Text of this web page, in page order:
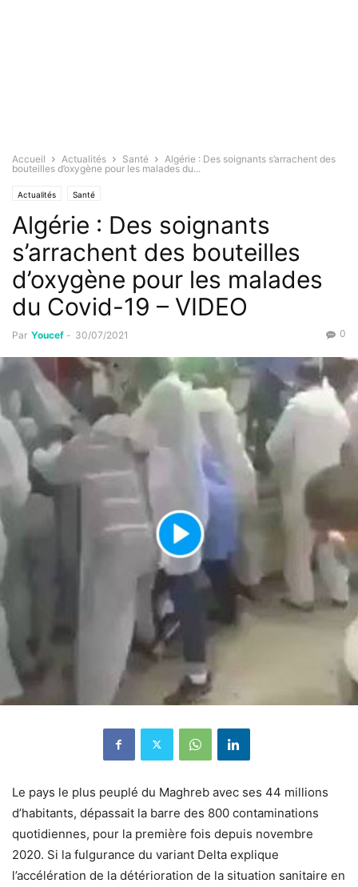
Accueil Actualités Santé
Algérie : Des soignants s’arrachent des
bouteilles d’oxygène pour les malades du...
Actualités Santé
Algérie : Des soignants
s’arrachent des bouteilles
d’oxygène pour les malades
du Covid-19 – VIDEO
Par Youcef - 30/07/2021 0
Le pays le plus peuplé du Maghreb avec ses 44 millions
d’habitants, dépassait la barre des 800 contaminations
quotidiennes, pour la première fois depuis novembre
2020. Si la fulgurance du variant Delta explique
l’accélération de la détérioration de la situation sanitaire en